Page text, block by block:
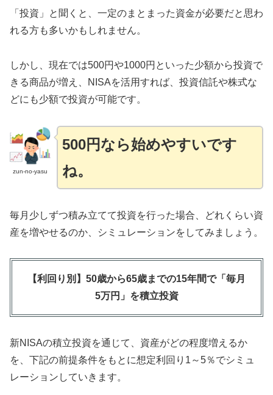
「投資」と聞くと、一定のまとまった資金が必要だと思わ
れる方も多いかもしれません。
しかし、現在では500円や1000円といった少額から投資で
きる商品が増え、NISAを活用すれば、投資信託や株式な
どにも少額で投資が可能です。
zun-no-yasu
500円なら始めやすいです
ね。
毎月少しずつ積み立てて投資を行った場合、どれくらい資
産を増やせるのか、シミュレーションをしてみましょう。
【利回り別】50歳から65歳までの15年間で「毎月
5万円」を積立投資
新NISAの積立投資を通じて、資産がどの程度増えるか
を、下記の前提条件をもとに想定利回り1～5％でシミュ
レーションしていきます。